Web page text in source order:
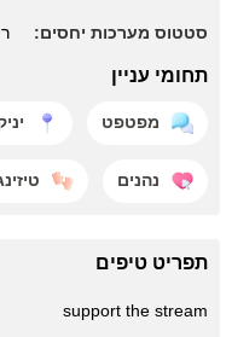
סטטוס מערכות יחסים:
תחומי עניין
מפטפט
נהנים
תפריט טיפים
support the stream